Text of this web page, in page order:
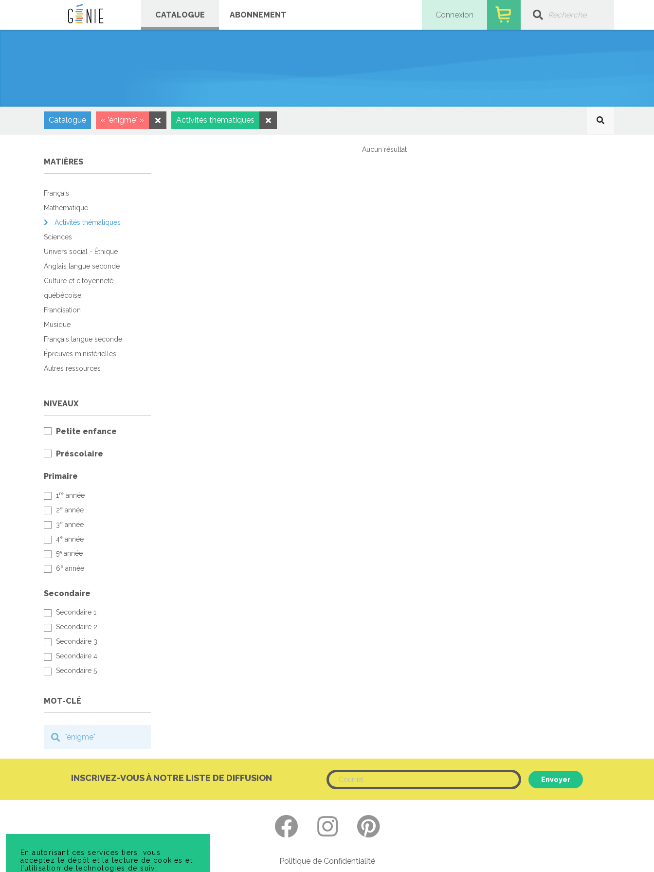
CATALOGUE ABONNEMENT Connexion
Catalogue « "énigme" » Activités thématiques
MATIÈRES
Français
Mathématique
Activités thématiques
Sciences
Univers social - Éthique
Anglais langue seconde
Culture et citoyenneté
québécoise
Francisation
Musique
Français langue seconde
Épreuves ministérielles
Autres ressources
NIVEAUX
Petite enfance
Préscolaire
Primaire
1 re année
2 e année
3 e année
4e année
5ᵉ année
6 e année
Secondaire
Secondaire 1
Secondaire 2
Secondaire 3
Secondaire 4
Secondaire 5
MOT-CLÉ
Aucun résultat
INSCRIVEZ-VOUS À NOTRE LISTE DE DIFFUSION Envoyer
Politique de Confidentialité
Panneau de gestion des cookies
En autorisant ces services tiers, vous
acceptez le dépôt et la lecture de cookies et
l’utilisation de technologies de suivi